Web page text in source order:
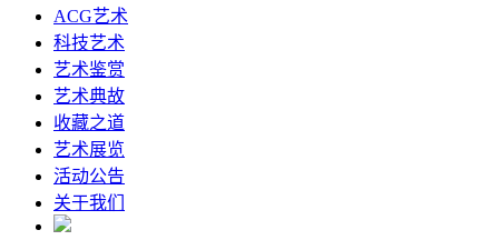
ACG艺术
科技艺术
艺术鉴赏
艺术典故
收藏之道
艺术展览
活动公告
关于我们